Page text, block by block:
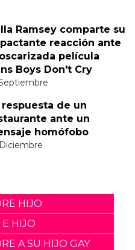
Ramsey comparte su
reacción ante
película
Boys Don't Cry
respuesta de un
ante un
homófobo
HIJO
E HIJO
A SU HIJO GAY